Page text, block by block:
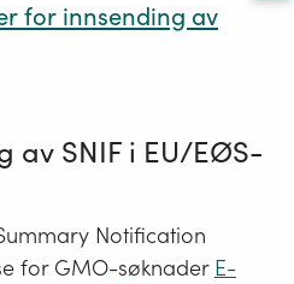
for innsending av
post til:
av SNIF i EU/EØS-
Notification
for GMO-søknader E-